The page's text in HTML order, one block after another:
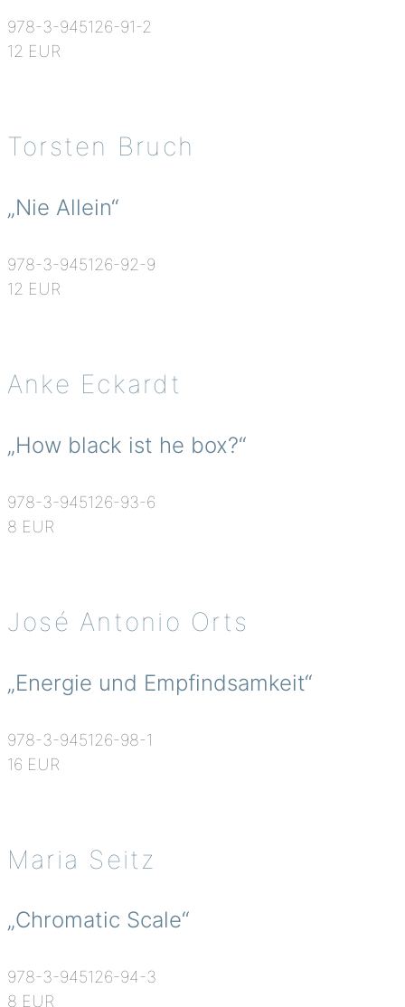
978-3-945126-91-2
12 EUR
Torsten Bruch
„Nie Allein“
978-3-945126-92-9
12 EUR
Anke Eckardt
„How black ist he box?“
978-3-945126-93-6
8 EUR
José Antonio Orts
„Energie und Empfindsamkeit“
978-3-945126-98-1
16 EUR
Maria Seitz
„Chromatic Scale“
978-3-945126-94-3
8 EUR